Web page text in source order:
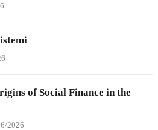
of Social Finance in the
2026